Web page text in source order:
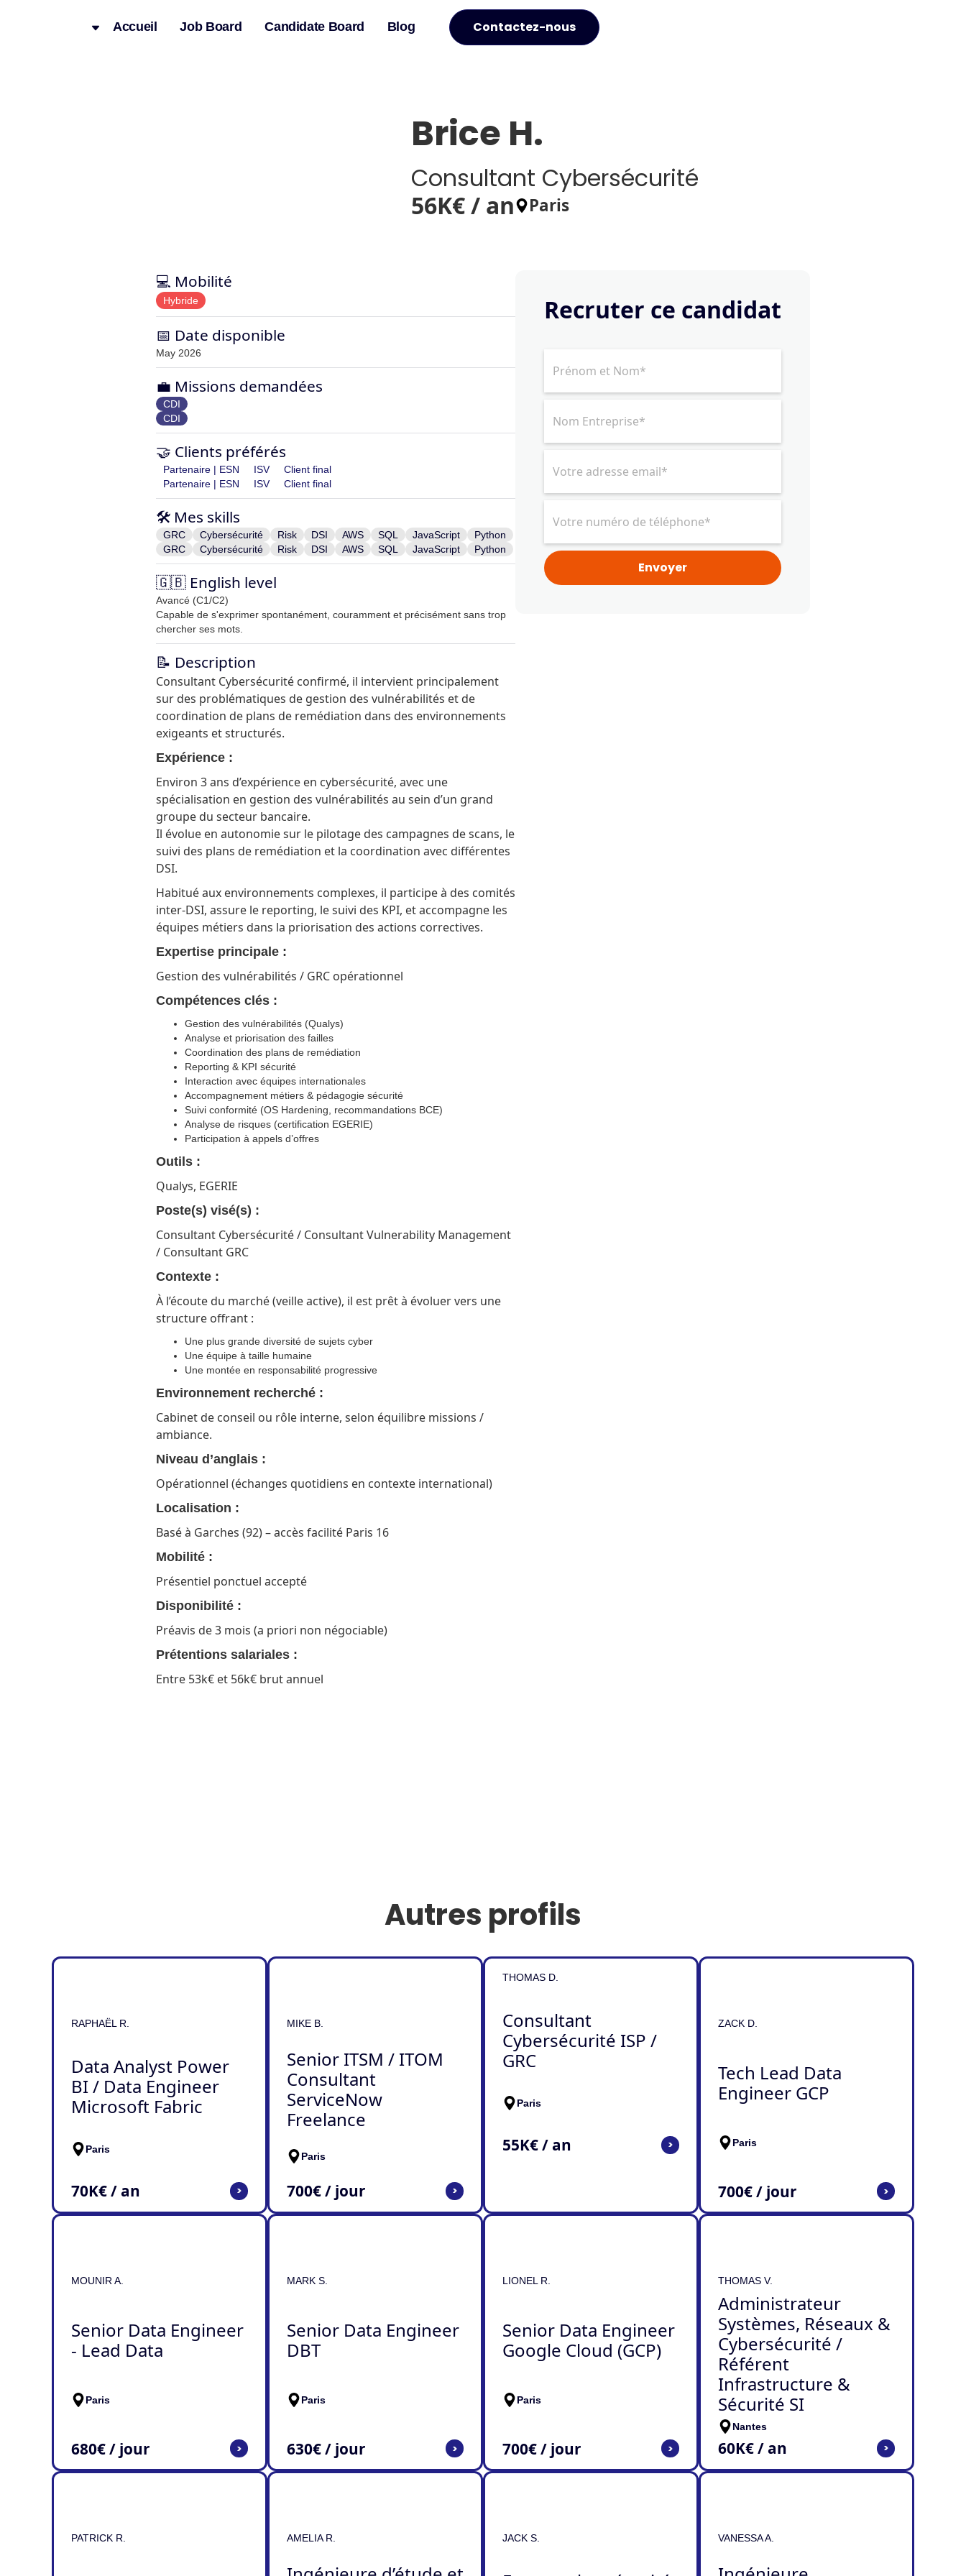
Accueil Job Board Candidate Board Blog Contactez-nous
Brice H.
Consultant Cybersécurité
56K€ / an Paris
💻 Mobilité
Hybride
📅 Date disponible
May 2026
💼 Missions demandées
CDI
CDI
🤝 Clients préférés
Partenaire | ESN ISV
Client final
Partenaire | ESN
ISV Client final
🛠️ Mes skills
GRC Cybersécurité Risk DSI AWS SQL JavaScript
Python
GRC
Cybersécurité Risk DSI AWS SQL JavaScript Python
🇬🇧 English level
Avancé (C1/C2)
Capable de s'exprimer spontanément, couramment et précisément sans trop
chercher ses mots.
📝 Description
Consultant Cybersécurité confirmé, il intervient principalement
sur des problématiques de gestion des vulnérabilités et de
coordination de plans de remédiation dans des environnements
exigeants et structurés.
Expérience :
Environ 3 ans d’expérience en cybersécurité, avec une
spécialisation en gestion des vulnérabilités au sein d’un grand
groupe du secteur bancaire.
Il évolue en autonomie sur le pilotage des campagnes de scans, le
suivi des plans de remédiation et la coordination avec différentes
DSI.
Habitué aux environnements complexes, il participe à des comités
inter-DSI, assure le reporting, le suivi des KPI, et accompagne les
équipes métiers dans la priorisation des actions correctives.
Expertise principale :
Gestion des vulnérabilités / GRC opérationnel
Compétences clés :
Gestion des vulnérabilités (Qualys)
Analyse et priorisation des failles
Coordination des plans de remédiation
Reporting & KPI sécurité
Interaction avec équipes internationales
Accompagnement métiers & pédagogie sécurité
Suivi conformité (OS Hardening, recommandations BCE)
Analyse de risques (certification EGERIE)
Participation à appels d’offres
Outils :
Qualys, EGERIE
Poste(s) visé(s) :
Consultant Cybersécurité / Consultant Vulnerability Management
/ Consultant GRC
Contexte :
À l’écoute du marché (veille active), il est prêt à évoluer vers une
structure offrant :
Une plus grande diversité de sujets cyber
Une équipe à taille humaine
Une montée en responsabilité progressive
Environnement recherché :
Cabinet de conseil ou rôle interne, selon équilibre missions /
ambiance.
Niveau d’anglais :
Opérationnel (échanges quotidiens en contexte international)
Localisation :
Basé à Garches (92) – accès facilité Paris 16
Mobilité :
Présentiel ponctuel accepté
Disponibilité :
Préavis de 3 mois (a priori non négociable)
Prétentions salariales :
Entre 53k€ et 56k€ brut annuel
Recruter ce candidat
Autres profils
RAPHAËL R.
Data Analyst Power
BI / Data Engineer
Microsoft Fabric
Paris
70K€ / an >
MIKE B.
Senior ITSM / ITOM
Consultant
ServiceNow
Freelance
Paris
700€ / jour >
THOMAS D.
Consultant
Cybersécurité ISP /
GRC
Paris
55K€ / an >
ZACK D.
Tech Lead Data
Engineer GCP
Paris
700€ / jour >
MOUNIR A.
Senior Data Engineer
- Lead Data
Paris
680€ / jour >
MARK S.
Senior Data Engineer
DBT
Paris
630€ / jour >
LIONEL R.
Senior Data Engineer
Google Cloud (GCP)
Paris
700€ / jour >
THOMAS V.
Administrateur
Systèmes, Réseaux &
Cybersécurité /
Référent
Infrastructure &
Sécurité SI
Nantes
60K€ / an >
PATRICK R. AMELIA R. JACK S. VANESSA A.